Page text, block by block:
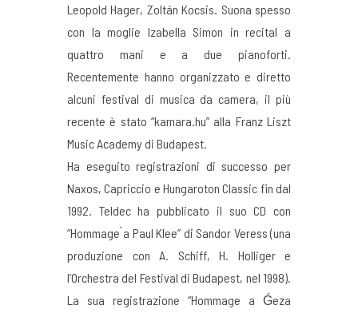
Leopold Hager, Zoltán Kocsis. Suona spesso
con la moglie Izabella Simon in recital a
quattro mani e a due pianoforti.
Recentemente hanno organizzato e diretto
alcuni festival di musica da camera, il più
recente è stato “kamara.hu” alla Franz Liszt
Music Academy di Budapest.
Ha eseguito registrazioni di successo per
Naxos, Capriccio e Hungaroton Classic fin dal
1992. Teldec ha pubblicato il suo CD con
“Hommage ̀a Paul Klee” di Sandor Veress (una
produzione con A. Schiff, H. Holliger e
l’Orchestra del Festival di Budapest, nel 1998).
La sua registrazione “Hommage a Ǵeza